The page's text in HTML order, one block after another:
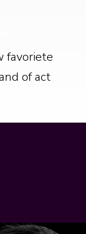
favoriete
of act